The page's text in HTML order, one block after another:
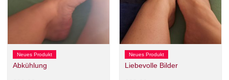
Neues Produkt
Abkühlung
Neues Produkt
Liebevolle Bilder